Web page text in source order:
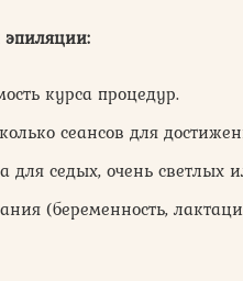
эпиляции:
курса процедур.
сеансов для
для седых, очень светлых
(беременность,